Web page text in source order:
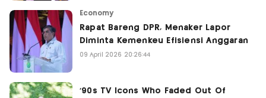
Economy
Rapat Bareng DPR, Menaker Lapor
Diminta Kemenkeu Efisiensi Anggaran
09 April 2026 20:26:44